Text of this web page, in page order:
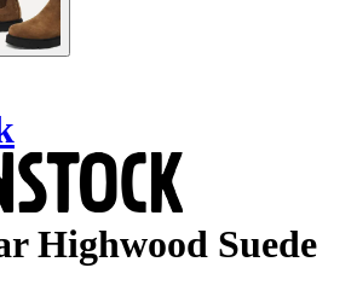
Highwood Suede